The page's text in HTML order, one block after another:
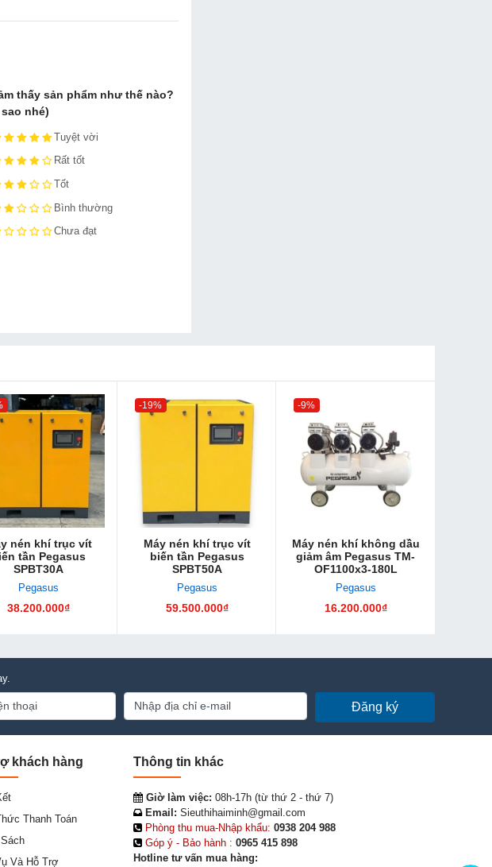
thấy sản phẩm như thế nào?
nhé)
Tuyệt vời
Rất tốt
Tốt
Bình thường
Chưa đạt
nén khí trục vít
tần Pegasus
SPBT30A
Pegasus
38.200.000₫
-19%
Máy nén khí trục vít
biến tần Pegasus
SPBT50A
Pegasus
59.500.000₫
-9%
Máy nén khí không dầu
giảm âm Pegasus TM-
OF1100x3-180L
Pegasus
16.200.000₫
Đăng ký
khách hàng
Thanh Toán
Và Hỗ Trợ
Thông tin khác
Giờ làm việc: 08h-17h (từ thứ 2 - thứ 7)
Email: Sieuthihaiminh@gmail.com
Phòng thu mua-Nhập khẩu: 0938 204 988
Góp ý - Bảo hành : 0965 415 898
Hotline tư vấn mua hàng: